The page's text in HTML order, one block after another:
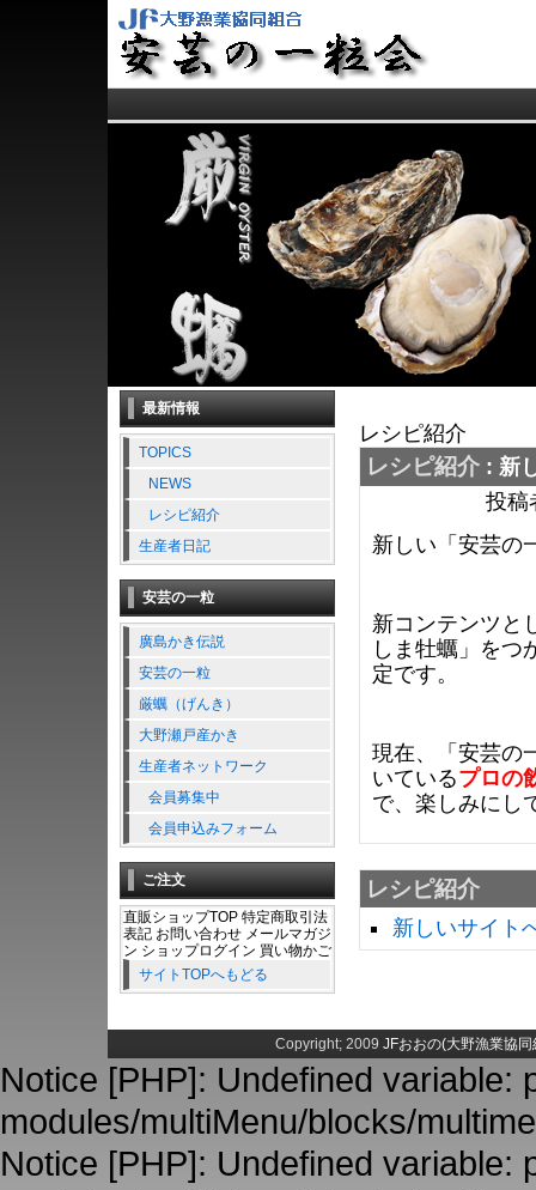
最新情報
TOPICS
NEWS
レシピ紹介
生産者日記
安芸の一粒
廣島かき伝説
安芸の一粒
厳蠣（げんき）
大野瀬戸産かき
生産者ネットワーク
会員募集中
会員申込みフォーム
ご注文
直販ショップTOP 特定商取引法
表記 お問い合わせ メールマガジ
ン ショップログイン 買い物かご
サイトTOPへもどる
レシピ紹介
レシピ紹介 : 新
投
新しい「安芸の
新コンテンツと
しま牡蠣」をつ
定です。
現在、「安芸の
いているプロの
で、楽しみにし
レシピ紹介
新しいサイト
Copyright; 2009 JFおおの(大野漁業協
Notice [PHP]: Undefined variable:
modules/multiMenu/blocks/
Notice [PHP]: Undefined variable: